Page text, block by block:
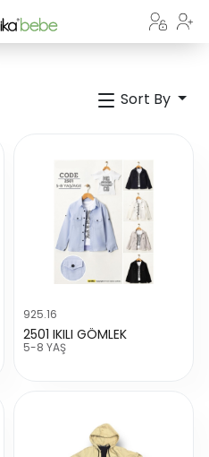
Sort By
925.16
2501 IKILI GÖMLEK
5-8 YAŞ